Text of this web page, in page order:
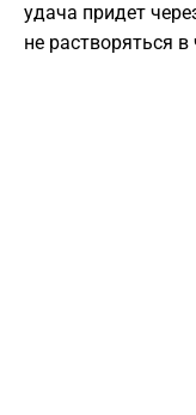
удача придет
не растворяться